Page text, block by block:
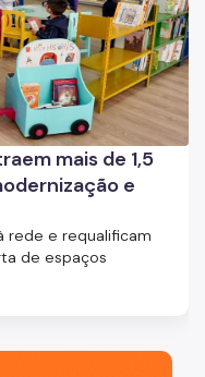
de notícia
mais de 1,5
e
rede e requalificam
de espaços
e sustentável